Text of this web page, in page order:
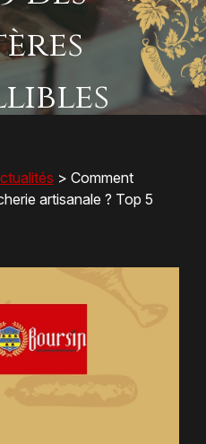
> Comment
artisanale ? Top 5